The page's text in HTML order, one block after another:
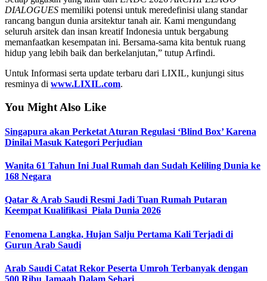
DIALOGUES memiliki potensi untuk meredefinisi ulang standar
rancang bangun dunia arsitektur tanah air. Kami mengundang
seluruh arsitek dan insan kreatif Indonesia untuk bergabung
memanfaatkan kesempatan ini. Bersama-sama kita bentuk ruang
hidup yang lebih baik dan berkelanjutan,” tutup Arfindi.
Untuk Informasi serta update terbaru dari LIXIL, kunjungi situs
resminya di www.LIXIL.com.
You Might Also Like
Singapura akan Perketat Aturan Regulasi ‘Blind Box’ Karena
Dinilai Masuk Kategori Perjudian
Wanita 61 Tahun Ini Jual Rumah dan Sudah Keliling Dunia ke
168 Negara
Qatar & Arab Saudi Resmi Jadi Tuan Rumah Putaran
Keempat Kualifikasi Piala Dunia 2026
Fenomena Langka, Hujan Salju Pertama Kali Terjadi di
Gurun Arab Saudi
Arab Saudi Catat Rekor Peserta Umroh Terbanyak dengan
500 Ribu Jamaah Dalam Sehari